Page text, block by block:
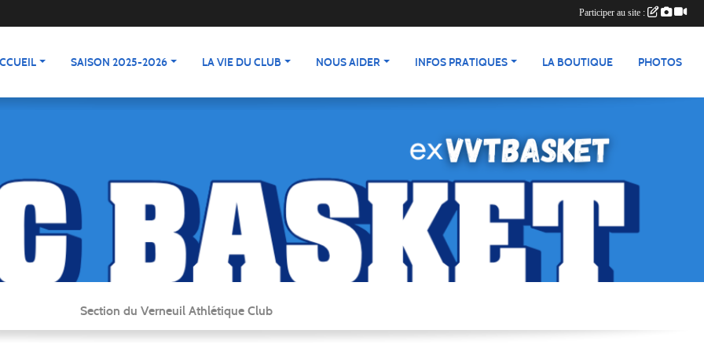
SAISON 2025-2026 LA VIE DU CLUB NOUS AIDER INFOS PRATIQUES LA BOUTIQUE PHOTOS
Section du Verneuil Athlétique Club
Participer au site :